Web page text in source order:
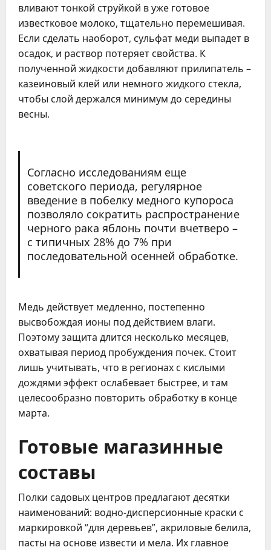
вливают тонкой струйкой в уже готовое
известковое молоко, тщательно перемешивая.
Если сделать наоборот, сульфат меди выпадет в
осадок, и раствор потеряет свойства. К
полученной жидкости добавляют прилипатель –
казеиновый клей или немного жидкого стекла,
чтобы слой держался минимум до середины
весны.
Согласно исследованиям еще
советского периода, регулярное
введение в побелку медного купороса
позволяло сократить распространение
черного рака яблонь почти вчетверо –
с типичных 28% до 7% при
последовательной осенней обработке.
Медь действует медленно, постепенно
высвобождая ионы под действием влаги.
Поэтому защита длится несколько месяцев,
охватывая период пробуждения почек. Стоит
лишь учитывать, что в регионах с кислыми
дождями эффект ослабевает быстрее, и там
целесообразно повторить обработку в конце
марта.
Готовые магазинные
составы
Полки садовых центров предлагают десятки
наименований: водно-дисперсионные краски с
маркировкой “для деревьев”, акриловые белила,
пасты на основе извести и мела. Их главное